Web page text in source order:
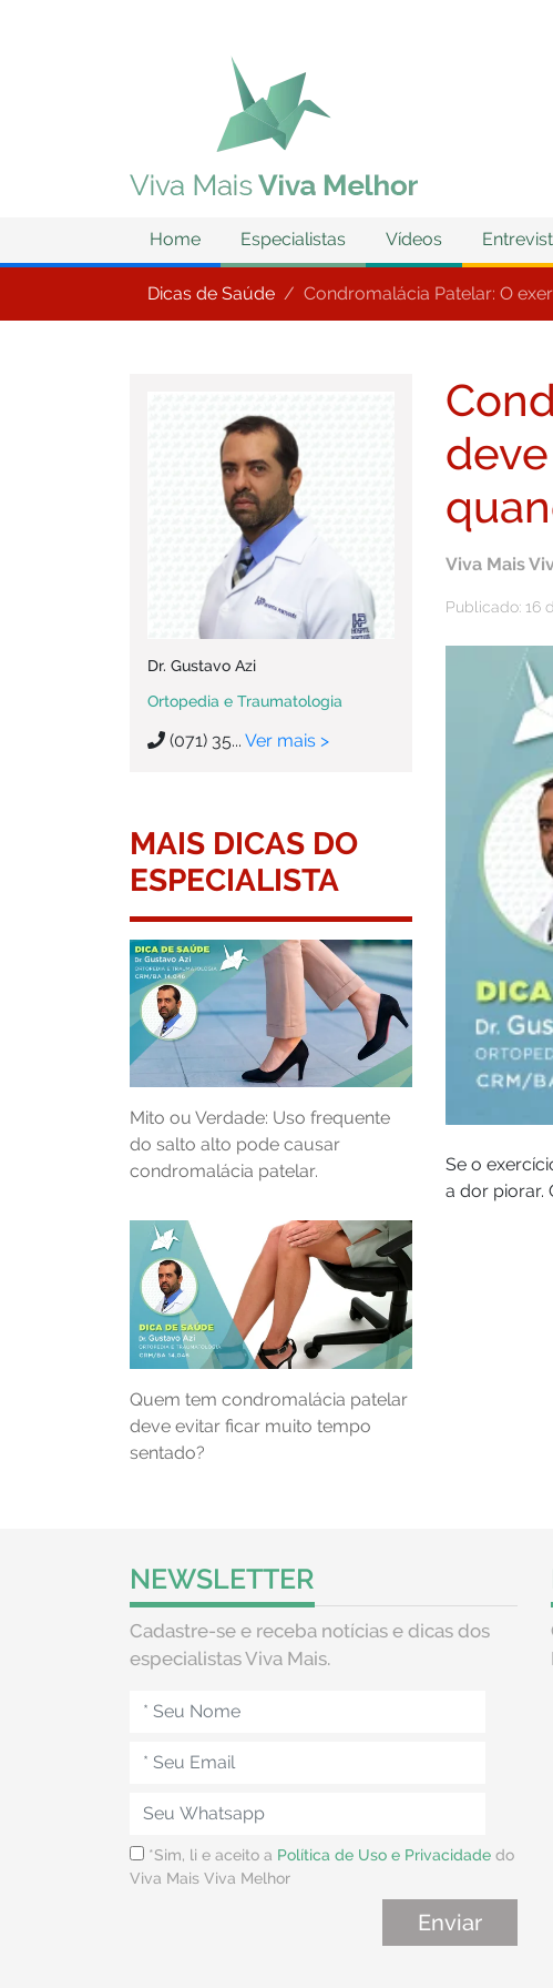
Home Especialistas Vídeos
Dicas de Saúde Condromalácia Patelar: O
Dr. Gustavo Azi
Ortopedia e Traumatologia
(071) 35... Ver mais >
MAIS DICAS DO
ESPECIALISTA
Mito ou Verdade: Uso frequente
do salto alto pode causar
condromalácia patelar.
Quem tem condromalácia patelar
deve evitar ficar muito tempo
sentado?
Viva Mais
Publicado: 16
Se o
a dor piorar.
NEWSLETTER
Cadastre-se e receba notícias e dicas dos
especialistas Viva Mais.
*Sim, li e aceito a Política de Uso e Privacidade do
Viva Mais Viva Melhor